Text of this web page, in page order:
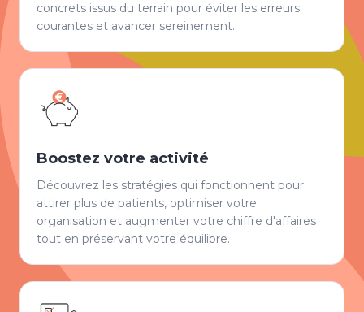
concrets issus du terrain pour éviter les erreurs
courantes et avancer sereinement.
Boostez votre activité
Découvrez les stratégies qui fonctionnent pour
attirer plus de patients, optimiser votre
organisation et augmenter votre chiffre d'affaires
tout en préservant votre équilibre.